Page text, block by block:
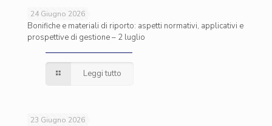
24 Giugno 2026
Bonifiche e materiali di riporto: aspetti normativi, applicativi e
prospettive di gestione – 2 luglio
Leggi tutto
23 Giugno 2026